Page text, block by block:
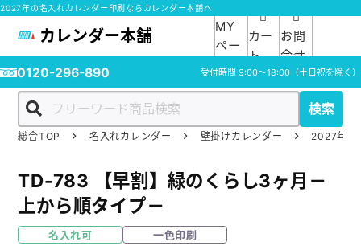
2027年の名入れカレンダー印刷ならカレンダー本舗へ
カレンダー本舗
検索
MY
ペー
ジ
カー
ト
お問
合せ
0120-296-890
受付時間 9:00～18:00 （土日祝を除く）
商品一覧
ご利用ガイド
総合TOP 名入れカレンダー 壁掛けカレンダー 2027年の
TD-783
【早割】緑のくらし3ヶ月－
上から順タイプ－
名入れ可 一色印刷